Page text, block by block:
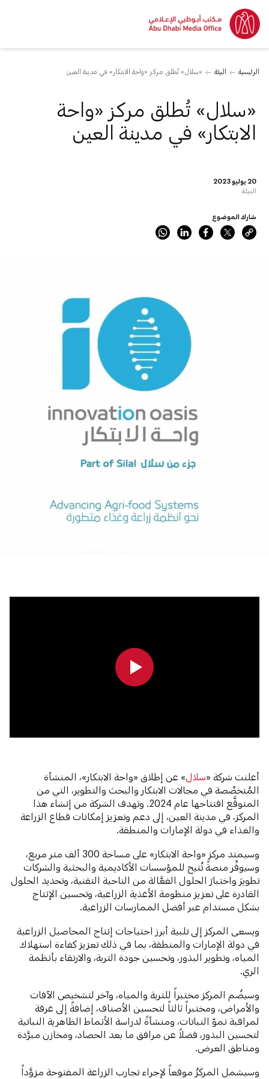
الرئيسية البيئة «سلال» تُطلق مركز «واحة الابتكار» في مدينة العين
20 يوليو 2023
البيئة
«سلال» تُطلق مركز «واحة
الابتكار» في مدينة العين
شارك الموضوع
أعلنت شركة «سلال » عن إطلاق «واحة الابتكار»، المنشأة
المُتخصِّصة في مجالات الابتكار والبحث والتطوير، التي من
المتوقَّع افتتاحها عام 2024. وتهدف الشركة من إنشاء هذا
المركز، في مدينة العين، إلى دعم وتعزيز إمكانات قطاع الزراعة
والغذاء في دولة الإمارات والمنطقة.
وسيمتد مركز «واحة الابتكار» على مساحة 300 ألف متر مربع،
وسيوفِّر منصةً تُتيح للمؤسسات الأكاديمية والبحثية والشركات
تطويرَ واختبارَ الحلول الفعَّالة من الناحية التقنية، وتحديد الحلول
القادرة على تعزيز منظومة الأغذية الزراعية، وتحسين الإنتاج
بشكل مستدام عبر أفضل الممارسات الزراعية.
ويسعى المركز إلى تلبية أبرز احتياجات إنتاج المحاصيل الزراعية
في دولة الإمارات والمنطقة، بما في ذلك تعزيز كفاءة استهلاك
المياه، وتطوير البذور، وتحسين جودة التربة، والارتقاء بأنظمة
الري.
وسيضُم المركز مختبراً للتربة والمياه، وآخر لتشخيص الآفات
والأمراض، ومختبراً ثالثاً لتحسين الأصناف، إضافةً إلى غرفة
لمراقبة نموّ النباتات، ومنشأةً لدراسة الأنماط الظاهرية النباتية
لتحسين البذور، فضلاً عن مرافق ما بعد الحصاد، ومخازن مبرَّدة
ومناطق العرض.
وسيشمل المركزُ موقعاً لإجراء تجارب الزراعة المفتوحة مزوَّداً